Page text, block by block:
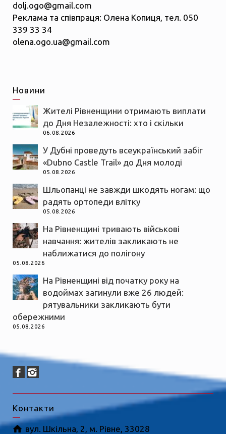
dolj.ogo@gmail.com
Реклама та співпраця: Олена Копиця, тел. 050
339 33 34
olena.ogo.ua@gmail.com
Новини
Жителі Рівненщини отримають виплати
до Дня Незалежності: хто і скільки
06.08.2026
У Дубні проведуть всеукраїнський забіг
«Dubno Castle Trail» до Дня молоді
05.08.2026
Шльопанці не завжди шкодять ногам: що
радять ортопеди влітку
05.08.2026
На Рівненщині тривають військові
навчання: жителів закликають не
наближатися до полігону
05.08.2026
На Рівненщині від початку року на
водоймах загинули вже 26 людей:
рятувальники закликають бути
обережними
05.08.2026
Контакти
вул. Шкільна, 2, м. Рівне, 33028